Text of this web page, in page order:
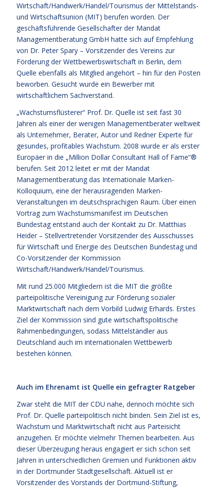
Wirtschaft/Handwerk/Handel/Tourismus der Mittelstands-
und Wirtschaftsunion (MIT) berufen worden. Der
geschäftsführende Gesellschafter der Mandat
Managementberatung GmbH hatte sich auf Empfehlung
von Dr. Peter Spary – Vorsitzender des Vereins zur
Förderung der Wettbewerbswirtschaft in Berlin, dem
Quelle ebenfalls als Mitglied angehört – hin für den Posten
beworben. Gesucht wurde ein Bewerber mit
wirtschaftlichem Sachverstand.
„Wachstumsflüsterer“ Prof. Dr. Quelle ist seit fast 30
Jahren als einer der wenigen Managementberater weltweit
als Unternehmer, Berater, Autor und Redner Experte für
gesundes, profitables Wachstum. 2008 wurde er als erster
Europäer in die „Million Dollar Consultant Hall of Fame“®
berufen. Seit 2012 leitet er mit der Mandat
Managementberatung das Internationale Marken-
Kolloquium, eine der herausragenden Marken-
Veranstaltungen im deutschsprachigen Raum. Über einen
Vortrag zum Wachstumsmanifest im Deutschen
Bundestag entstand auch der Kontakt zu Dr. Matthias
Heider – Stellvertretender Vorsitzender des Ausschusses
für Wirtschaft und Energie des Deutschen Bundestag und
Co-Vorsitzender der Kommission
Wirtschaft/Handwerk/Handel/Tourismus.
Mit rund 25.000 Mitgliedern ist die MIT die größte
parteipolitische Vereinigung zur Förderung sozialer
Marktwirtschaft nach dem Vorbild Ludwig Erhards. Erstes
Ziel der Kommission sind gute wirtschaftspolitische
Rahmenbedingungen, sodass Mittelständler aus
Deutschland auch im internationalen Wettbewerb
bestehen können.
Auch im Ehrenamt ist Quelle ein gefragter Ratgeber
Zwar steht die MIT der CDU nahe, dennoch möchte sich
Prof. Dr. Quelle parteipolitisch nicht binden. Sein Ziel ist es,
Wachstum und Marktwirtschaft nicht aus Parteisicht
anzugehen. Er möchte vielmehr Themen bearbeiten. Aus
dieser Überzeugung heraus engagiert er sich schon seit
Jahren in unterschiedlichen Gremien und Funktionen aktiv
in der Dortmunder Stadtgesellschaft. Aktuell ist er
Vorsitzender des Vorstands der Dortmund-Stiftung,